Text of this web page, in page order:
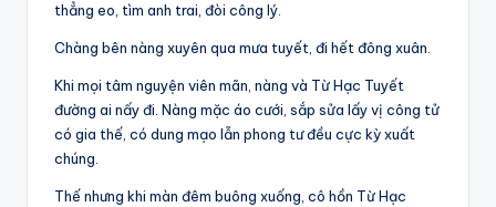
thẳng eo, tìm anh trai, đòi công lý.
Chàng bên nàng xuyên qua mưa tuyết, đi hết đông xuân.
Khi mọi tâm nguyện viên mãn, nàng và Từ Hạc Tuyết
đường ai nấy đi. Nàng mặc áo cưới, sắp sửa lấy vị công tử
có gia thế, có dung mạo lẫn phong tư đều cực kỳ xuất
chúng.
Thế nhưng khi màn đêm buông xuống, cô hồn Từ Hạc